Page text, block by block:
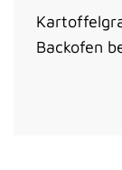
Backofen